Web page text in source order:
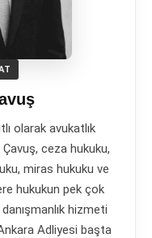
olarak avukatlık
ceza hukuku,
miras hukuku ve
hukukun pek çok
hizmeti
Adliyesi başta